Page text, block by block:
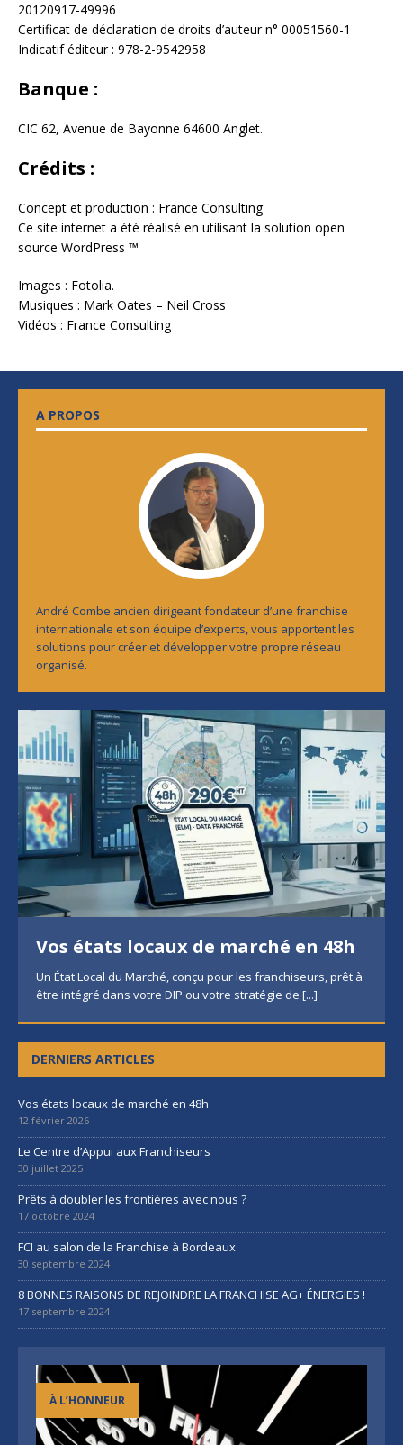
20120917-49996
Certificat de déclaration de droits d’auteur n° 00051560-1
Indicatif éditeur : 978-2-9542958
Banque :
CIC 62, Avenue de Bayonne 64600 Anglet.
Crédits :
Concept et production : France Consulting
Ce site internet a été réalisé en utilisant la solution open
source WordPress ™
Images : Fotolia.
Musiques : Mark Oates – Neil Cross
Vidéos : France Consulting
A PROPOS
André Combe ancien dirigeant fondateur d’une franchise
internationale et son équipe d’experts, vous apportent les
solutions pour créer et développer votre propre réseau
organisé.
Vos états locaux de marché en 48h
Un État Local du Marché, conçu pour les franchiseurs, prêt à
être intégré dans votre DIP ou votre stratégie de [...]
DERNIERS ARTICLES
Vos états locaux de marché en 48h
12 février 2026
Le Centre d’Appui aux Franchiseurs
30 juillet 2025
Prêts à doubler les frontières avec nous ?
17 octobre 2024
FCI au salon de la Franchise à Bordeaux
30 septembre 2024
8 BONNES RAISONS DE REJOINDRE LA FRANCHISE AG+ ÉNERGIES !
17 septembre 2024
À L’HONNEUR